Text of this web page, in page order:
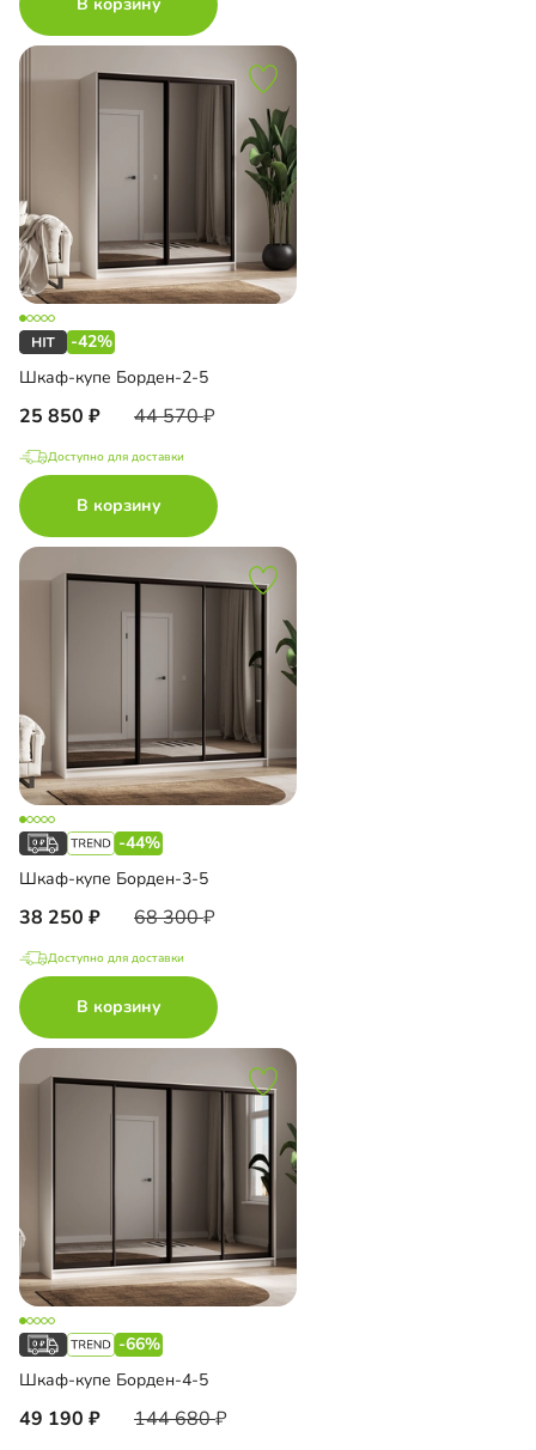
-42%
Шкаф-купе Борден-2-5
25 850 44 570
Доступно для доставки
В корзину
-44%
Шкаф-купе Борден-3-5
38 250 68 300
Доступно для доставки
В корзину
-66%
Шкаф-купе Борден-4-5
49 190 144 680